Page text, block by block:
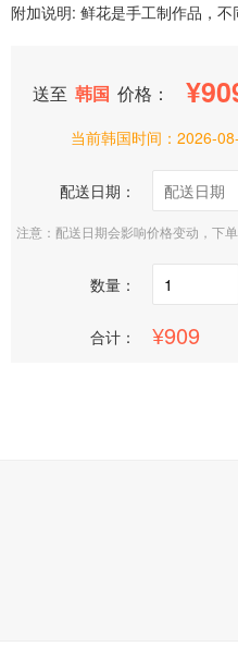
附加说明: 鲜花是手工制作品，不
送至 韩国 价格：
当前韩国时间： 2026-
配送日期：
注意：配送日期会影响价格变动，下
数量：
合计： 909